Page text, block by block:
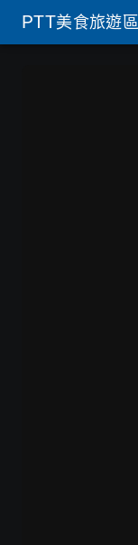
PTT美食旅遊區